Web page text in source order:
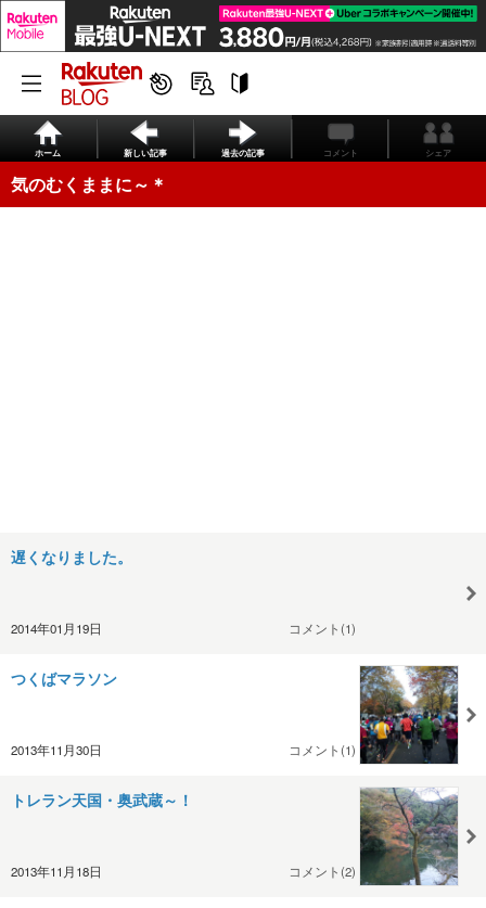
ホーム 新しい記事 過去の記事 コメント シェア
気のむくままに～＊
遅くなりました。
2014年01月19日 コメント(1)
つくばマラソン
2013年11月30日 コメント(1)
トレラン天国・奥武蔵～！
2013年11月18日 コメント(2)